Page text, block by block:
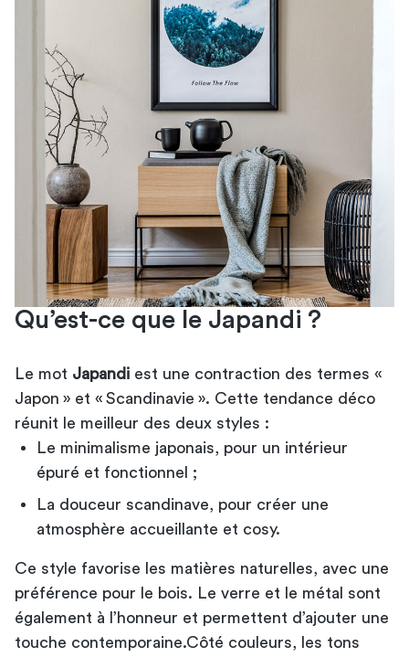
Qu’est-ce que le Japandi ?
Le mot Japandi est une contraction des termes «
Japon » et « Scandinavie ». Cette tendance déco
réunit le meilleur des deux styles :
Le minimalisme japonais, pour un intérieur
épuré et fonctionnel ;
La douceur scandinave, pour créer une
atmosphère accueillante et cosy.
Ce style favorise les matières naturelles, avec une
préférence pour le bois. Le verre et le métal sont
également à l’honneur et permettent d’ajouter une
touche contemporaine.Côté couleurs, les tons